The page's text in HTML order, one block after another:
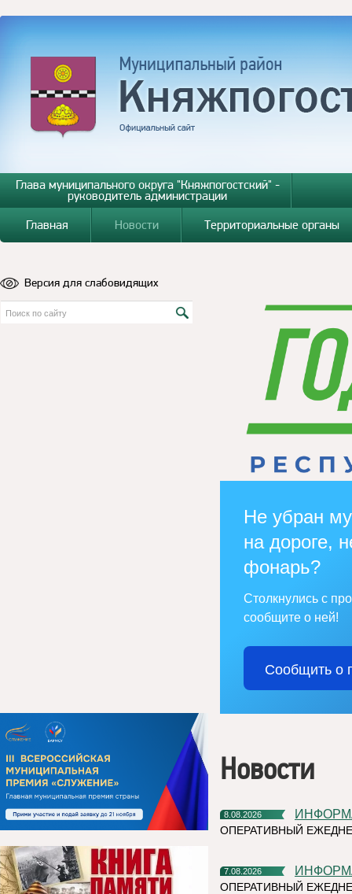
Глава муниципального округа "Княжпогостский" -
руководитель администрации
Главная
Новости Территориальные органы
Версия для слабовидящих
Не убран
на дороге,
фонарь?
Столкнулись с
сообщите о ней!
Сообщить о
Новости
8.08.2026
ОПЕРАТИВНЫЙ
7.08.2026
ОПЕРАТИВНЫЙ